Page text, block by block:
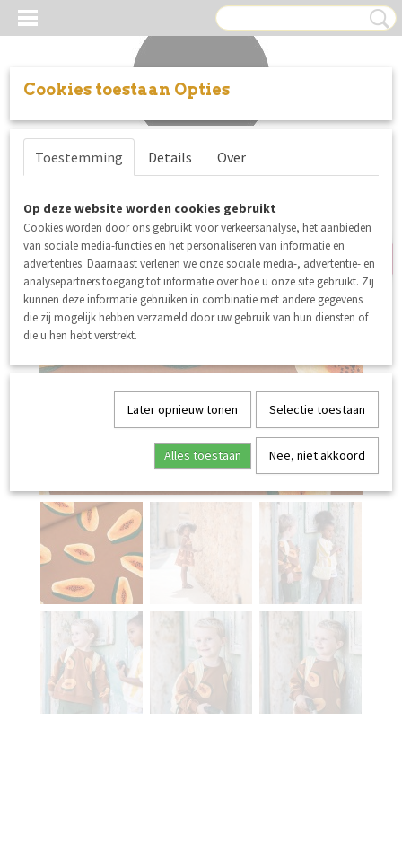
Inloggen Registreren
nieuw
Cookies toestaan Opties
Toestemming Details Over
Op deze website worden cookies gebruikt
Cookies worden door ons gebruikt voor verkeersanalyse, het aanbieden
van sociale media-functies en het personaliseren van informatie en
advertenties. Daarnaast verlenen we onze sociale media-, advertentie- en
analysepartners toegang tot informatie over hoe u onze site gebruikt. Zij
kunnen deze informatie gebruiken in combinatie met andere gegevens
die zij mogelijk hebben verzameld door uw gebruik van hun diensten of
die u hen hebt verstrekt.
Later opnieuw tonen Selectie toestaan
Alles toestaan Nee, niet akkoord